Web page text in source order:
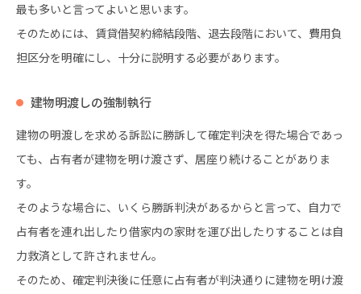
最も多いと言ってよいと思います。
そのためには、賃貸借契約締結段階、退去段階において、費用負
担区分を明確にし、十分に説明する必要があります。
建物明渡しの強制執行
建物の明渡しを求める訴訟に勝訴して確定判決を得た場合であっ
ても、占有者が建物を明け渡さず、居座り続けることがありま
す。
そのような場合に、いくら勝訴判決があるからと言って、自力で
占有者を連れ出したり借家内の家財を運び出したりすることは自
力救済として許されません。
そのため、確定判決後に任意に占有者が判決通りに建物を明け渡